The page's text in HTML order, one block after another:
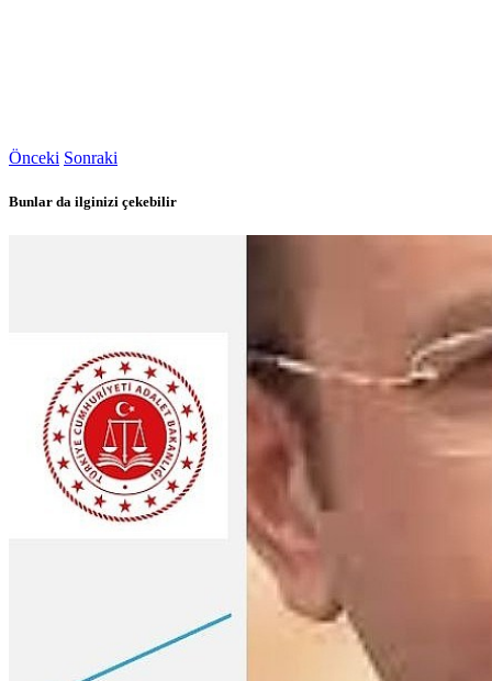
Önceki Sonraki
Bunlar da ilginizi çekebilir